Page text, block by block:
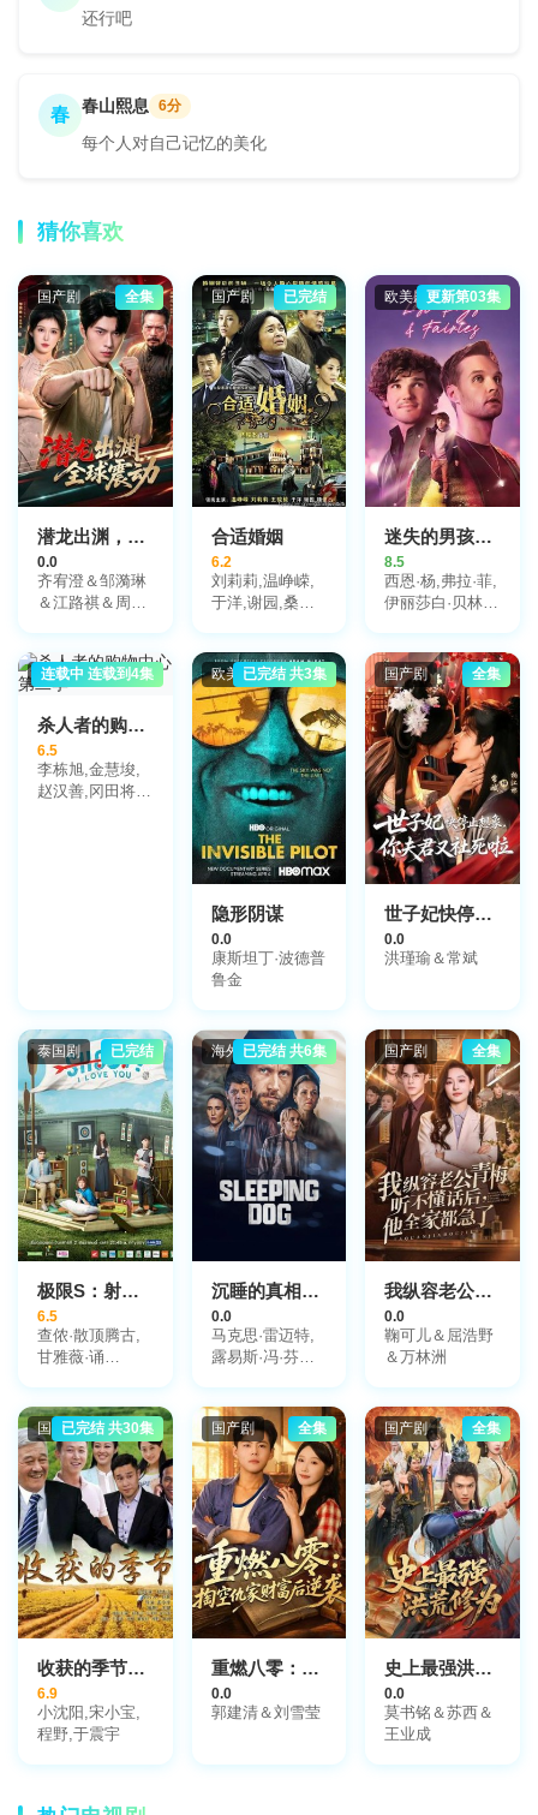
还行吧
春 春山熙息 6分
每个人对自己记忆的美化
猜你喜欢
国产剧 全集
潜龙出渊，全球震动
0.0
齐宥澄＆邹漪琳
＆江路祺＆周州
国产剧 已完结
合适婚姻
6.2
刘莉莉,温峥嵘,
于洋,谢园,桑叶
毅,王志刚
欧美剧更新第03集
迷失的男孩和皇后
8.5
西恩·杨,弗拉·菲,
伊丽莎白·贝林
肯尼迪
韩国剧
连载中 连载到4集
杀人者的购物中心第二季
6.5
李栋旭,金慧埈,
赵汉善,冈田将
欧美剧已完结 共3集
隐形阴谋
0.0
康斯坦丁·波德普
鲁金
国产剧 全集
世子妃快停止想象，你夫君又社死啦
0.0
洪瑾瑜＆常斌
泰国剧 已完结
极限S：射箭篇
6.5
查侬·散顶腾古,
甘雅薇·诵
颂克
朗,Kritsanapoom,Pibulsonggram,
娜琳坤·凯普拉帕
功
海外剧已完结 共6集
沉睡的真相2023
0.0
马克思·雷迈特,
露易斯·冯·芬克,
国产剧 全集
我纵容老公青梅听不懂话后，他全家都急了
0.0
鞠可儿＆屈浩野
＆万林洲
国产剧已完结 共30集
收获的季节2014
6.9
小沈阳,宋小宝,
程野,于震宇
国产剧 全集
重燃八零：掏空仇家财富后逆袭
0.0
郭建清＆刘雪莹
国产剧 全集
史上最强洪荒修为
0.0
莫书铭＆苏西＆
王业成